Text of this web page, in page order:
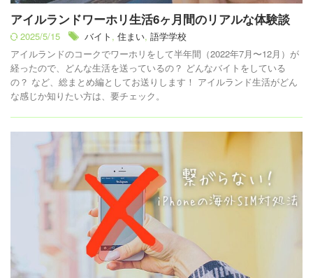
アイルランドワーホリ生活6ヶ月間のリアルな体験談
2025/5/15 バイト , 住まい, 語学学校
アイルランドのコークでワーホリをして半年間（2022年7月〜12月）が
経ったので、どんな生活を送っているの？ どんなバイトをしている
の？ など、総まとめ編としてお送りします！ アイルランド生活がどん
な感じか知りたい方は、要チェック。